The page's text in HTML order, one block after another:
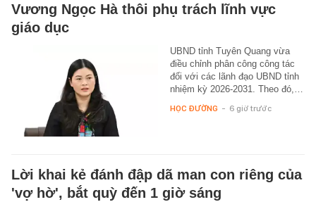
Vương Ngọc Hà thôi phụ trách lĩnh vực
giáo dục
UBND tỉnh Tuyên Quang vừa
điều chỉnh phân công công tác
đối với các lãnh đạo UBND tỉnh
nhiệm kỳ 2026-2031. Theo đó,…
HỌC ĐƯỜNG - 6 giờ trước
Lời khai kẻ đánh đập dã man con riêng của
'vợ hờ', bắt quỳ đến 1 giờ sáng